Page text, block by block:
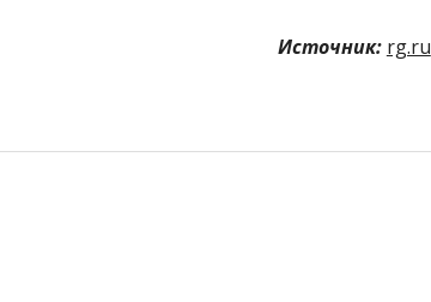
Источник: rg.ru